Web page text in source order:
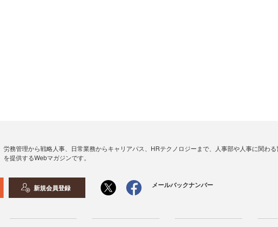
労務管理から戦略人事、日常業務からキャリアパス、HRテクノロジーまで、人事部や人事に関わ
を提供するWebマガジンです。
新規会員登録 メールバックナンバー